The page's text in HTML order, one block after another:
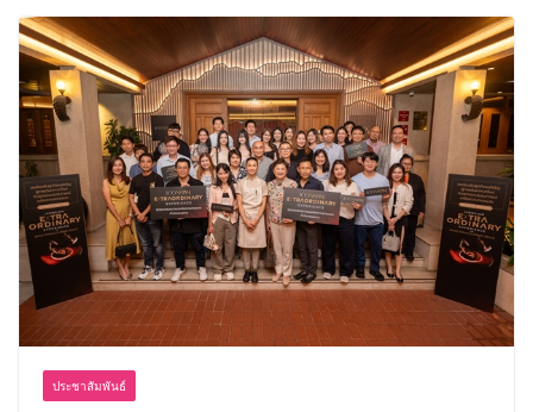
8.8 “ซูเลียน” รวมพลังนักธุรกิจทั่ว
ประเทศ จัดประชุมใหญ่แห่งปี พบ CEO
“ดร.ปิยะวัฒน์” ถ่ายทอดวิสัยทัศน์ธุรกิจ
พร้อมฟรีคอนเสิร์ต “โชค รถแห่” ยกวง
AirAsia X SEE FAH พันธมิตรทางธุรกิจ
ยาวนานกว่า 20 ปี ต่อยอดเสิร์ฟความ
อร่อย ยกเมนูระดับตำนาน “ข้าวหน้าไก่
ราชวงศ์” พุ่งทะยานสู่น่านฟ้า
ประชาสัมพันธ์